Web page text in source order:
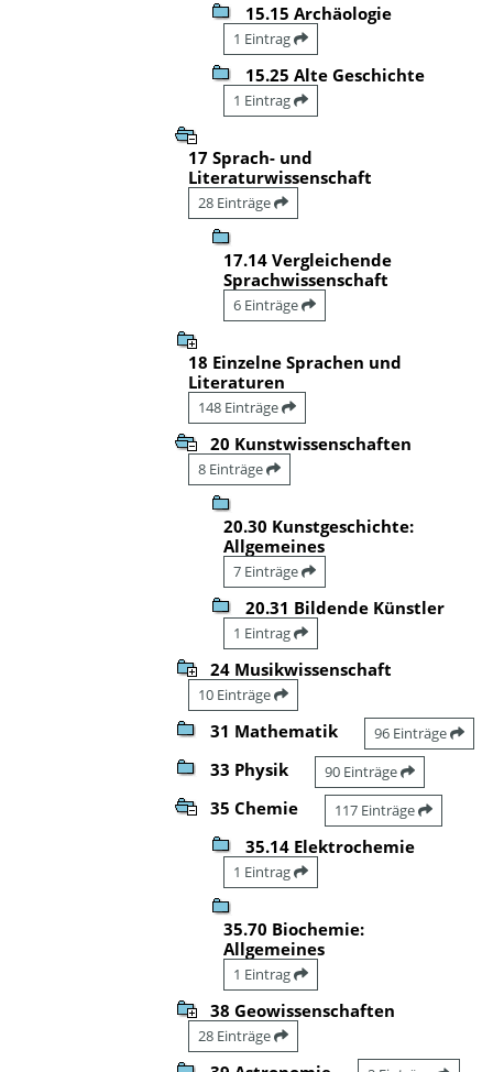
15.15 Archäologie
1 Eintrag
15.25 Alte Geschichte
1 Eintrag
17 Sprach- und
Literaturwissenschaft
28 Einträge
17.14 Vergleichende
Sprachwissenschaft
6 Einträge
18 Einzelne Sprachen und
Literaturen
148 Einträge
20 Kunstwissenschaften
8 Einträge
20.30 Kunstgeschichte:
Allgemeines
7 Einträge
20.31 Bildende Künstler
1 Eintrag
24 Musikwissenschaft
10 Einträge
31 Mathematik 96 Einträge
33 Physik 90 Einträge
35 Chemie 117 Einträge
35.14 Elektrochemie
1 Eintrag
35.70 Biochemie:
Allgemeines
1 Eintrag
38 Geowissenschaften
28 Einträge